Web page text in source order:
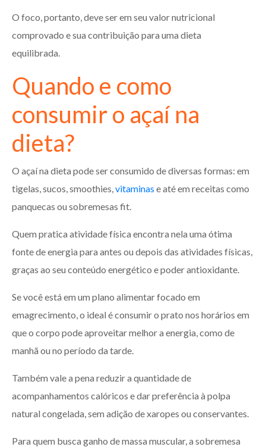
O foco, portanto, deve ser em seu valor nutricional
comprovado e sua contribuição para uma dieta
equilibrada.
Quando e como
consumir o açaí na
dieta?
O açaí na dieta pode ser consumido de diversas formas: em
tigelas, sucos, smoothies, vitaminas e até em receitas como
panquecas ou sobremesas fit.
Quem pratica atividade física encontra nela uma ótima
fonte de energia para antes ou depois das atividades físicas,
graças ao seu conteúdo energético e poder antioxidante.
Se você está em um plano alimentar focado em
emagrecimento, o ideal é consumir o prato nos horários em
que o corpo pode aproveitar melhor a energia, como de
manhã ou no período da tarde.
Também vale a pena reduzir a quantidade de
acompanhamentos calóricos e dar preferência à polpa
natural congelada, sem adição de xaropes ou conservantes.
Para quem busca ganho de massa muscular, a sobremesa